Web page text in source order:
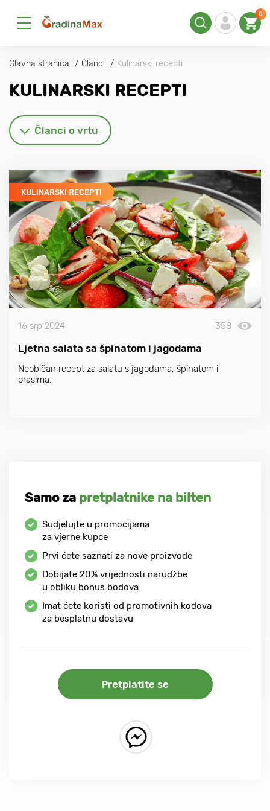
0
Glavna stranica Članci Kulinarski recepti
KULINARSKI RECEPTI
Članci o vrtu
KULINARSKI RECEPTI
16 srp 2024 358
Ljetna salata sa špinatom i jagodama
Neobičan recept za salatu s jagodama, špinatom i
orasima.
Samo za pretplatnike na bilten
Sudjelujte u promocijama
za vjerne kupce
Prvi ćete saznati za nove proizvode
Dobijate 20% vrijednosti narudžbe
u obliku bonus bodova
Imat ćete koristi od promotivnih kodova
za besplatnu dostavu
Pretplatite se